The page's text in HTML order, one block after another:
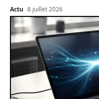
Actu 8 juillet 2026